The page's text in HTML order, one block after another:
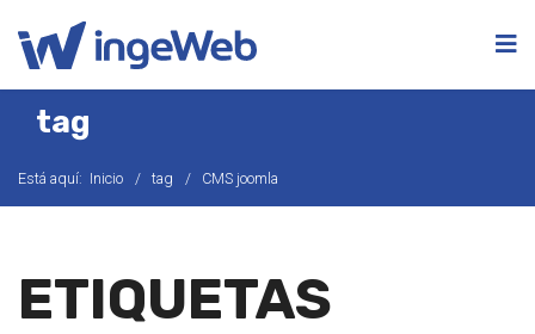
tag
Está aquí: Inicio tag CMS joomla
ETIQUETAS